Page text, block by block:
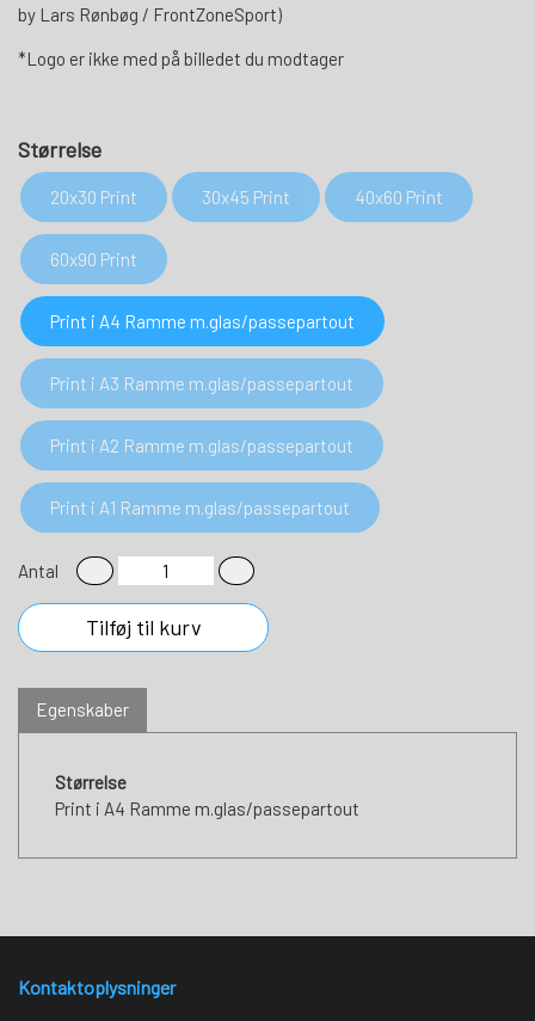
by Lars Rønbøg / FrontZoneSport)
*Logo er ikke med på billedet du modtager
Størrelse
20x30 Print 30x45 Print 40x60 Print
60x90 Print
Print i A4 Ramme m.glas/passepartout
Print i A3 Ramme m.glas/passepartout
Print i A2 Ramme m.glas/passepartout
Print i A1 Ramme m.glas/passepartout
Antal
Tilføj til kurv
Egenskaber
Størrelse
Print i A4 Ramme m.glas/passepartout
Kontaktoplysninger